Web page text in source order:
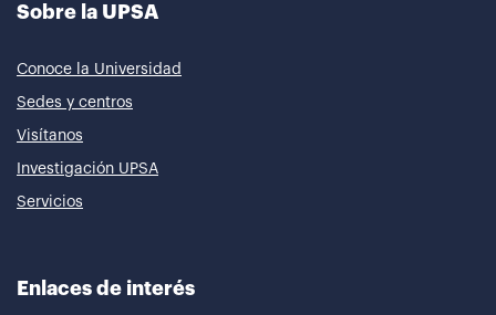
Sobre la UPSA
Conoce la Universidad
Sedes y centros
Visítanos
Investigación UPSA
Servicios
Enlaces de interés